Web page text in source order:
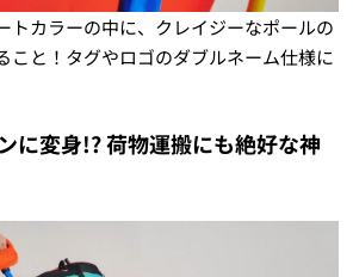
トカラーの中に、クレイジーなポールの
こと！タグやロゴのダブルネーム仕様に
に変身!? 荷物運搬にも絶好な神